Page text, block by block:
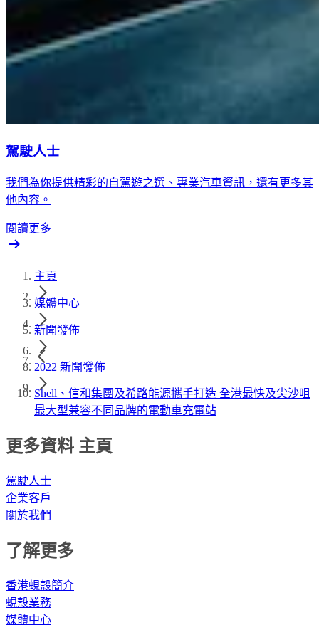
駕駛人士
我們為你提供精彩的自駕遊之選、專業汽車資訊，還有更多其
他內容。
閱讀更多
主頁
媒體中心
新聞發佈
2022 新聞發佈
Shell、信和集團及希路能源攜手打造 全港最快及尖沙咀
最大型兼容不同品牌的電動車充電站
更多資料 主頁
駕駛人士
企業客戶
關於我們
了解更多
香港蜆殼簡介
蜆殼業務
媒體中心